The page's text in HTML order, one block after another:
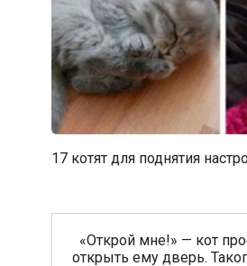
17 котят для поднятия
«Открой мне!» — кот
открыть ему дверь.